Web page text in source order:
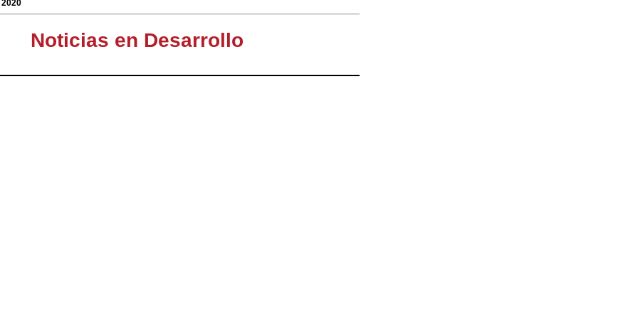
2020
Noticias en Desarrollo